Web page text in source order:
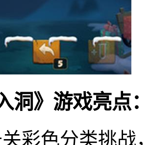
洞》游戏亮点：
彩色分类挑战